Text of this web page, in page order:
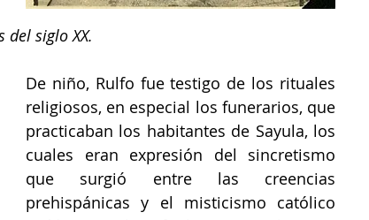
siglo XX.
De niño, Rulfo fue testigo de los rituales
religiosos, en especial los funerarios, que
practicaban los habitantes de Sayula, los
cuales eran expresión del sincretismo
que surgió entre las creencias
prehispánicas y el misticismo católico